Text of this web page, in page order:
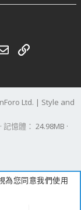
電子郵件
連結
Ltd. | Style and
記憶體 24.98MB
為您同意我們使用